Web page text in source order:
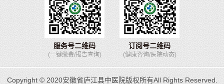
服务号二维码
(一键缴费/报告查询)
订阅号二维码
(健康咨询/医院动态)
Copyright © 2020安徽省庐江县中医院版权所有All Rights Reserved.